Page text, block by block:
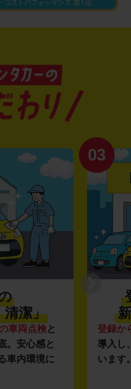
清潔」
車両点検と
。安心感と
車内環境に
03
登録か
導入し
います